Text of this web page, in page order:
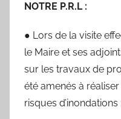
NOTRE P.R.L :
● Lors de la visite
le Maire et ses
sur les travaux de
été amenés à
risques d’inondations :